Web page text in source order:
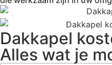
Dakkapel
Alles wat je